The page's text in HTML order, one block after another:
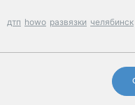
дтп howo развязки челябинск